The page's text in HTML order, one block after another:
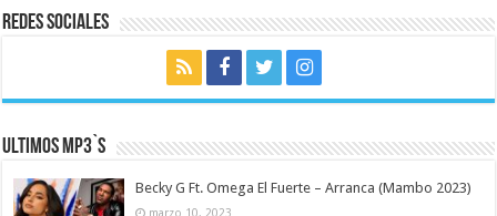
Redes Sociales
Ultimos MP3`s
Becky G Ft. Omega El Fuerte – Arranca (Mambo 2023)
marzo 10, 2023